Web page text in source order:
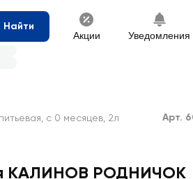
Найти
Акции Уведомления
с 0 месяцев, 2л Арт.
КАЛИНОВ РОДНИЧОК